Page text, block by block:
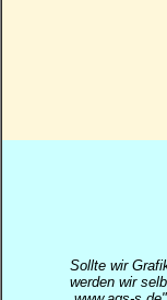
Sollte wir
werden wir